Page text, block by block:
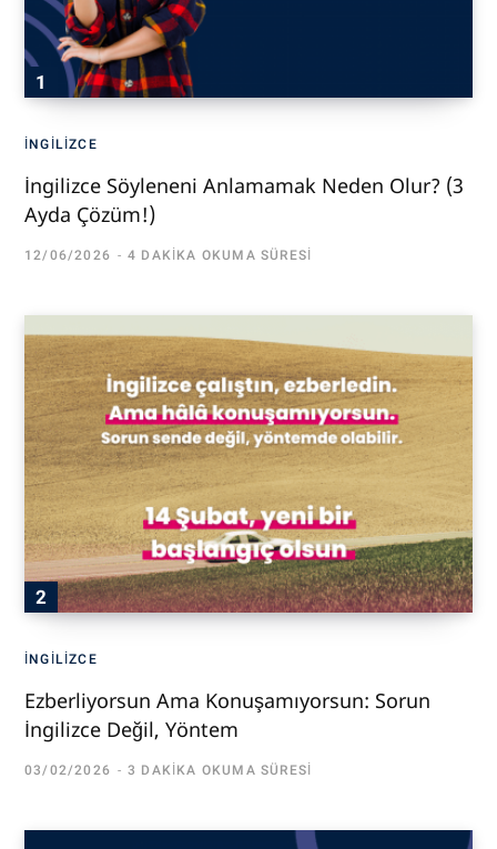
İNGILIZCE
İngilizce Söyleneni Anlamamak Neden Olur? (3
Ayda Çözüm!)
12/06/2026 4 DAKIKA OKUMA SÜRESI
İNGILIZCE
Ezberliyorsun Ama Konuşamıyorsun: Sorun
İngilizce Değil, Yöntem
03/02/2026 3 DAKIKA OKUMA SÜRESI